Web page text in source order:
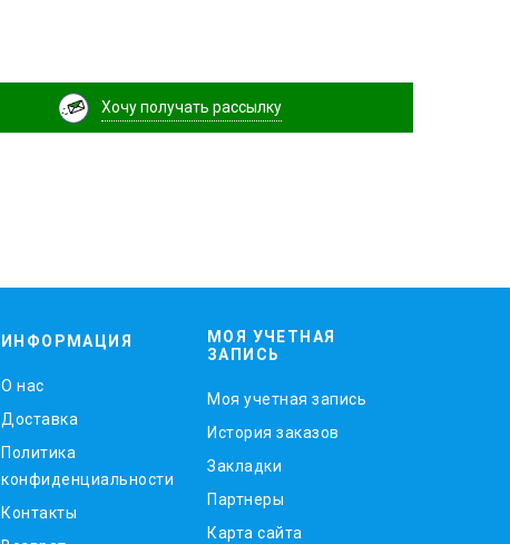
Хочу получать рассылку
ИНФОРМАЦИЯ
O нас
Доставка
Политика
конфиденциальности
Контакты
МОЯ УЧЕТНАЯ
ЗАПИСЬ
Моя учетная запись
История заказов
Закладки
Партнеры
Карта сайта